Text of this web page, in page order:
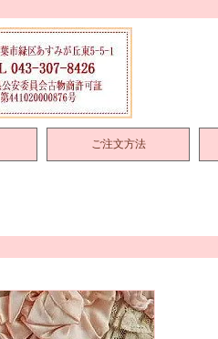
ご注文方法